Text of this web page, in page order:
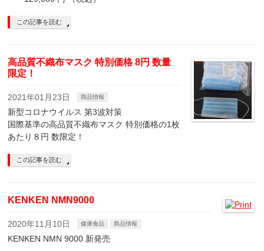
この記事を読む
高品質不織布マスク 特別価格 8円 数量
限定！
2021年01月23日 商品情報
新型コロナウイルス 第3波対策
国際基準の高品質不織布マスク 特別価格の1枚
あたり８円 数限定！
この記事を読む
KENKEN NMN9000
2020年11月10日 健康食品 商品情報
KENKEN NMN 9000 新発売